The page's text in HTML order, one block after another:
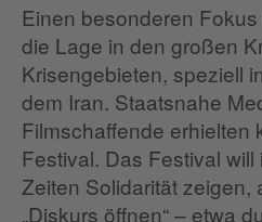
Einen besonderen
die Lage in den großen
Krisengebieten, speziell
dem Iran. Staatsnahe
Filmschaffende erhielten
Festival. Das Festival
Zeiten Solidarität zeigen,
„Diskurs öffnen“ – etwa